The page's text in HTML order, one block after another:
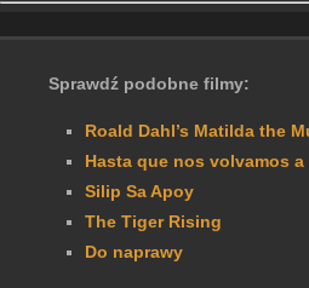
Sprawdź podobne filmy:
Roald Dahl’s Matilda the
Hasta que nos volvamos
Silip Sa Apoy
The Tiger Rising
Do naprawy